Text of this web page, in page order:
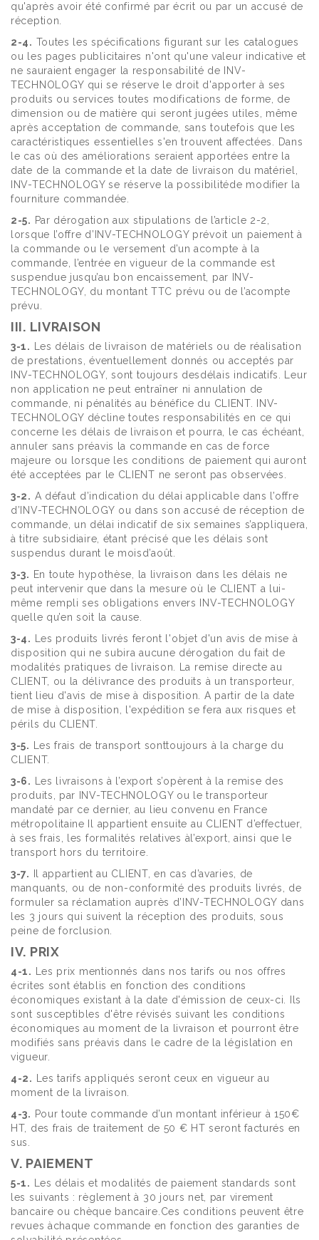
qu'après avoir été confirmé par écrit ou par un accusé de
réception.
2-4. Toutes les spécifications figurant sur les catalogues
ou les pages publicitaires n'ont qu'une valeur indicative et
ne sauraient engager la responsabilité de INV-
TECHNOLOGY qui se réserve le droit d'apporter à ses
produits ou services toutes modifications de forme, de
dimension ou de matière qui seront jugées utiles, même
après acceptation de commande, sans toutefois que les
caractéristiques essentielles s'en trouvent affectées. Dans
le cas où des améliorations seraient apportées entre la
date de la commande et la date de livraison du matériel,
INV-TECHNOLOGY se réserve la possibilitéde modifier la
fourniture commandée.
2-5. Par dérogation aux stipulations de l’article 2-2,
lorsque l’offre d’INV-TECHNOLOGY prévoit un paiement à
la commande ou le versement d’un acompte à la
commande, l’entrée en vigueur de la commande est
suspendue jusqu’au bon encaissement, par INV-
TECHNOLOGY, du montant TTC prévu ou de l’acompte
prévu.
III. LIVRAISON
3-1.
Les délais de livraison de matériels ou de réalisation
de prestations, éventuellement donnés ou acceptés par
INV-TECHNOLOGY, sont toujours desdélais indicatifs. Leur
non application ne peut entraîner ni annulation de
commande, ni pénalités au bénéfice du CLIENT. INV-
TECHNOLOGY décline toutes responsabilités en ce qui
concerne les délais de livraison et pourra, le cas échéant,
annuler sans préavis la commande en cas de force
majeure ou lorsque les conditions de paiement qui auront
été acceptées par le CLIENT ne seront pas observées.
3-2. A défaut d’indication du délai applicable dans l’offre
d’INV-TECHNOLOGY ou dans son accusé de réception de
commande, un délai indicatif de six semaines s’appliquera,
à titre subsidiaire, étant précisé que les délais sont
suspendus durant le moisd’août.
3-3. En toute hypothèse, la livraison dans les délais ne
peut intervenir que dans la mesure où le CLIENT a lui-
même rempli ses obligations envers INV-TECHNOLOGY
quelle qu’en soit la cause.
3-4.
Les produits livrés feront l'objet d'un avis de mise à
disposition qui ne subira aucune dérogation du fait de
modalités pratiques de livraison. La remise directe au
CLIENT, ou la délivrance des produits à un transporteur,
tient lieu d'avis de mise à disposition. A partir de la date
de mise à disposition, l'expédition se fera aux risques et
périls du CLIENT.
3-5.
Les frais de transport sonttoujours à la charge du
CLIENT.
3-6.
Les livraisons à l’export s’opèrent à la remise des
produits, par INV-TECHNOLOGY ou le transporteur
mandaté par ce dernier, au lieu convenu en France
métropolitaine Il appartient ensuite au CLIENT d’effectuer,
à ses frais, les formalités relatives àl’export, ainsi que le
transport hors du territoire.
3-7.
Il appartient au CLIENT, en cas d’avaries, de
manquants, ou de non-conformité des produits livrés, de
formuler sa réclamation auprès d’INV-TECHNOLOGY dans
les 3 jours qui suivent la réception des produits, sous
peine de forclusion.
IV. PRIX
4-1.
Les prix mentionnés dans nos tarifs ou nos offres
écrites sont établis en fonction des conditions
économiques existant à la date d'émission de ceux-ci. Ils
sont susceptibles d'être révisés suivant les conditions
économiques au moment de la livraison et pourront être
modifiés sans préavis dans le cadre de la législation en
vigueur.
4-2.
Les tarifs appliqués seront ceux en vigueur au
moment de la livraison.
4-3. Pour toute commande d’un montant inférieur à 150€
HT, des frais de traitement de 50 € HT seront facturés en
sus.
V. PAIEMENT
5-1.
Les délais et modalités de paiement standards sont
les suivants : règlement à 30 jours net, par virement
bancaire ou chèque bancaire.Ces conditions peuvent être
revues àchaque commande en fonction des garanties de